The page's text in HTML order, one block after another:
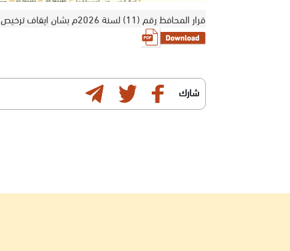
قرار المحافظ رقم (11) لسنة 2026م بشان ايقاف ترخيص الاتحاد موني وكيل حوالة لحج يافع الحد واغلاق مقرها
شارك